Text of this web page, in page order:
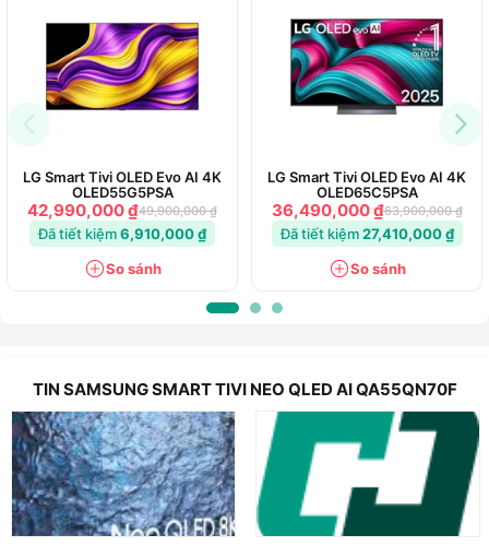
LG Smart Tivi OLED Evo AI 4K
OLED55G5PSA
42,990,000 ₫49,900,000 ₫
Đã tiết kiệm6,910,000 ₫
So sánh
LG Smart Tivi OLED Evo AI 4K
OLED65C5PSA
36,490,000 ₫63,900,000 ₫
Đã tiết kiệm27,410,000 ₫
So sánh
TIN SAMSUNG SMART TIVI NEO QLED AI QA55QN70F